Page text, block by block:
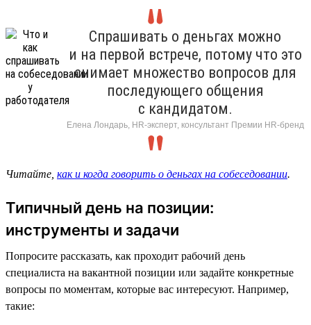
Спрашивать о деньгах можно
и на первой встрече, потому что это
снимает множество вопросов для
последующего общения
с кандидатом.
Елена Лондарь, HR-эксперт, консультант Премии HR-бренд
Читайте, как и когда говорить о деньгах на собеседовании.
Типичный день на позиции:
инструменты и задачи
Попросите рассказать, как проходит рабочий день
специалиста на вакантной позиции или задайте конкретные
вопросы по моментам, которые вас интересуют. Например,
такие: